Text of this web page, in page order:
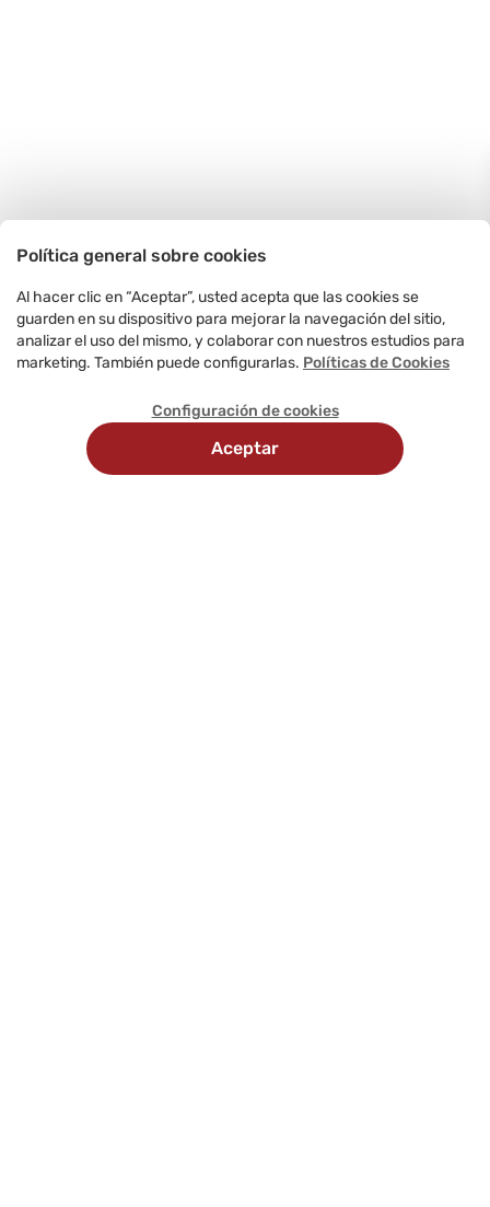
Política general sobre cookies
Al hacer clic en “Aceptar”, usted acepta que las cookies se
guarden en su dispositivo para mejorar la navegación del sitio,
analizar el uso del mismo, y colaborar con nuestros estudios para
marketing. También puede configurarlas. Políticas de Cookies
Configuración de cookies
Aceptar